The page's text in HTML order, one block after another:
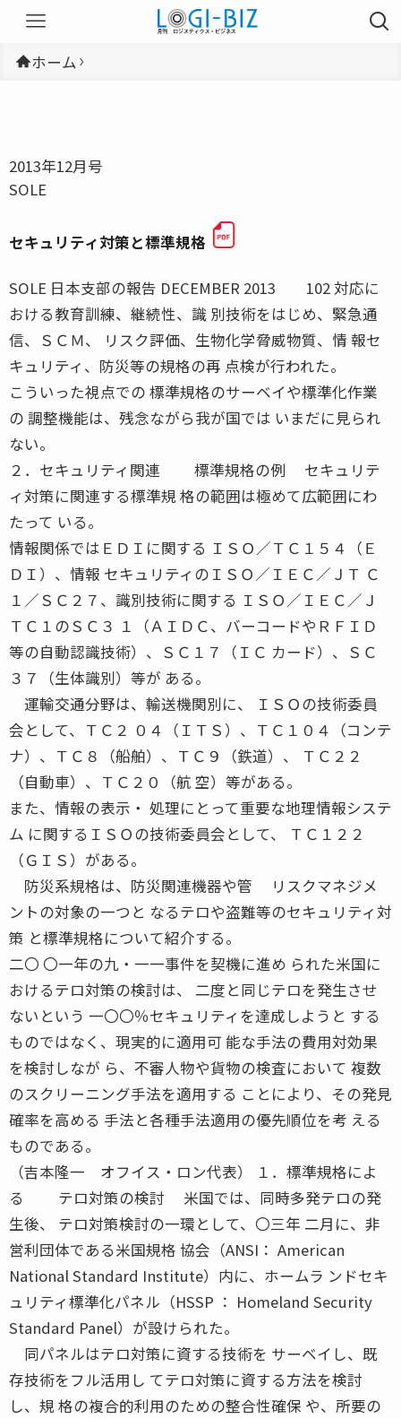
ホーム
2013年12月号
SOLE
セキュリティ対策と標準規格
SOLE 日本支部の報告 DECEMBER 2013 102 対応に
おける教育訓練、継続性、識 別技術をはじめ、緊急通
信、ＳＣＭ、 リスク評価、生物化学脅威物質、情 報セ
キュリティ、防災等の規格の再 点検が行われた。
こういった視点での 標準規格のサーベイや標準化作業
の 調整機能は、残念ながら我が国では いまだに見られ
ない。
２．セキュリティ関連 標準規格の例 セキュリテ
ィ対策に関連する標準規 格の範囲は極めて広範囲にわ
たって いる。
情報関係ではＥＤＩに関する ＩＳＯ／ＴＣ１５４（Ｅ
ＤＩ）、情報 セキュリティのＩＳＯ／ＩＥＣ／ＪＴ Ｃ
１／ＳＣ２７、識別技術に関する ＩＳＯ／ＩＥＣ／Ｊ
ＴＣ１のＳＣ３ １（ＡＩＤＣ、バーコードやＲＦＩＤ
等の自動認識技術）、ＳＣ１７（ＩＣ カード）、ＳＣ
３７（生体識別）等が ある。
運輸交通分野は、輸送機関別に、 ＩＳＯの技術委員
会として、ＴＣ２ ０４（ＩＴＳ）、ＴＣ１０４（コンテ
ナ）、ＴＣ８（船舶）、ＴＣ９（鉄道）、 ＴＣ２２
（自動車）、ＴＣ２０（航 空）等がある。
また、情報の表示・ 処理にとって重要な地理情報システ
ム に関するＩＳＯの技術委員会として、 ＴＣ１２２
（ＧＩＳ）がある。
防災系規格は、防災関連機器や管 リスクマネジメ
ントの対象の一つと なるテロや盗難等のセキュリティ対
策 と標準規格について紹介する。
二〇 〇一年の九・一一事件を契機に進め られた米国に
おけるテロ対策の検討は、 二度と同じテロを発生させ
ないという 一〇〇％セキュリティを達成しようと する
ものではなく、現実的に適用可 能な手法の費用対効果
を検討しなが ら、不審人物や貨物の検査において 複数
のスクリーニング手法を適用する ことにより、その発見
確率を高める 手法と各種手法適用の優先順位を考 える
ものである。
（吉本隆一 オフイス・ロン代表） １．標準規格によ
る テロ対策の検討 米国では、同時多発テロの発
生後、 テロ対策検討の一環として、〇三年 二月に、非
営利団体である米国規格 協会（ANSI： American
National Standard Institute）内に、ホームラ ンドセキ
ュリティ標準化パネル（HSSP ： Homeland Security
Standard Panel）が設けられた。
同パネルはテロ対策に資する技術を サーベイし、既
存技術をフル活用し てテロ対策に資する方法を検討
し、規 格の複合的利用のための整合性確保 や、所要の